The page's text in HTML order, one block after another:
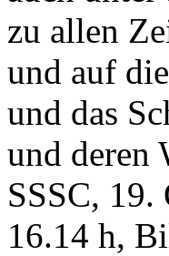
zu allen
und auf
und das
und deren
SSSC, 19.
16.14 h,